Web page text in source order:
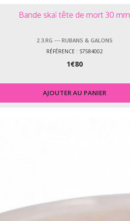
Bande skaï tête de mort 30 mm
2.3.RG --- RUBANS & GALONS
RÉFÉRENCE : S7584002
1€80
AJOUTER AU PANIER